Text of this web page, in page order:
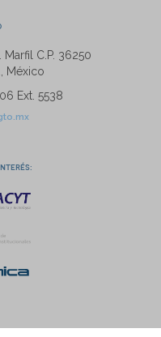
Marfil C.P. 36250
México
Ext. 5538